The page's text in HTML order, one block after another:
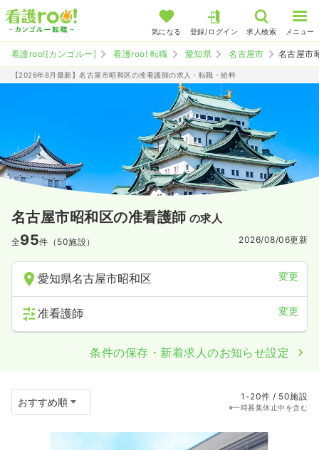
気になる 登録/ログイン 求人検索 メニュー
看護roo![カンゴルー] 看護roo! 転職 愛知県 名古屋市 名古屋市
【2026年8月最新】名古屋市昭和区の准看護師の求人・転職・給料
名古屋市昭和区の准看護師 の求人
全95件（50施設） 2026/08/06更新
愛知県名古屋市昭和区 変更
准看護師 変更
条件の保存・新着求人のお知らせ設定
1-20件 / 50施設
※一時募集休止中を含む